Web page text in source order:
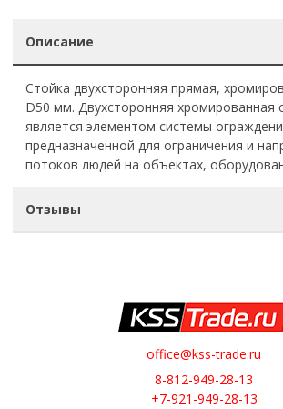
Описание
Стойка двухсторонняя прямая,
D50 мм. Двухсторонняя хромированная
является элементом системы
предназначенной для ограничения и
потоков людей на объектах,
Отзывы
office@kss-trade.ru
8-812-949-28-13
+7-921-949-28-13